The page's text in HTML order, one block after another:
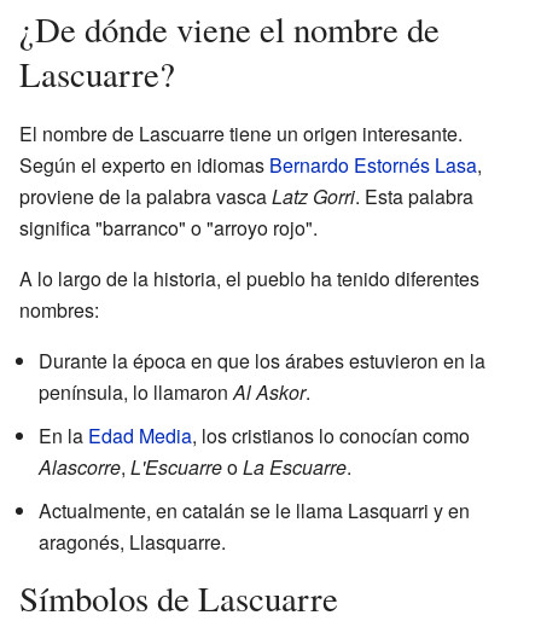
¿De dónde viene el nombre de
Lascuarre?
El nombre de Lascuarre tiene un origen interesante.
Según el experto en idiomas Bernardo Estornés Lasa,
proviene de la palabra vascaLatz Gorri. Esta palabra
significa "barranco" o "arroyo rojo".
A lo largo de la historia, el pueblo ha tenido diferentes
nombres:
Durante la época en que los árabes estuvieron en la
península, lo llamaronAl Askor.
En la Edad Media, los cristianos lo conocían como
Alascorre, L'EscuarreoLa Escuarre.
Actualmente, en catalán se le llama Lasquarri y en
aragonés, Llasquarre.
Símbolos de Lascuarre